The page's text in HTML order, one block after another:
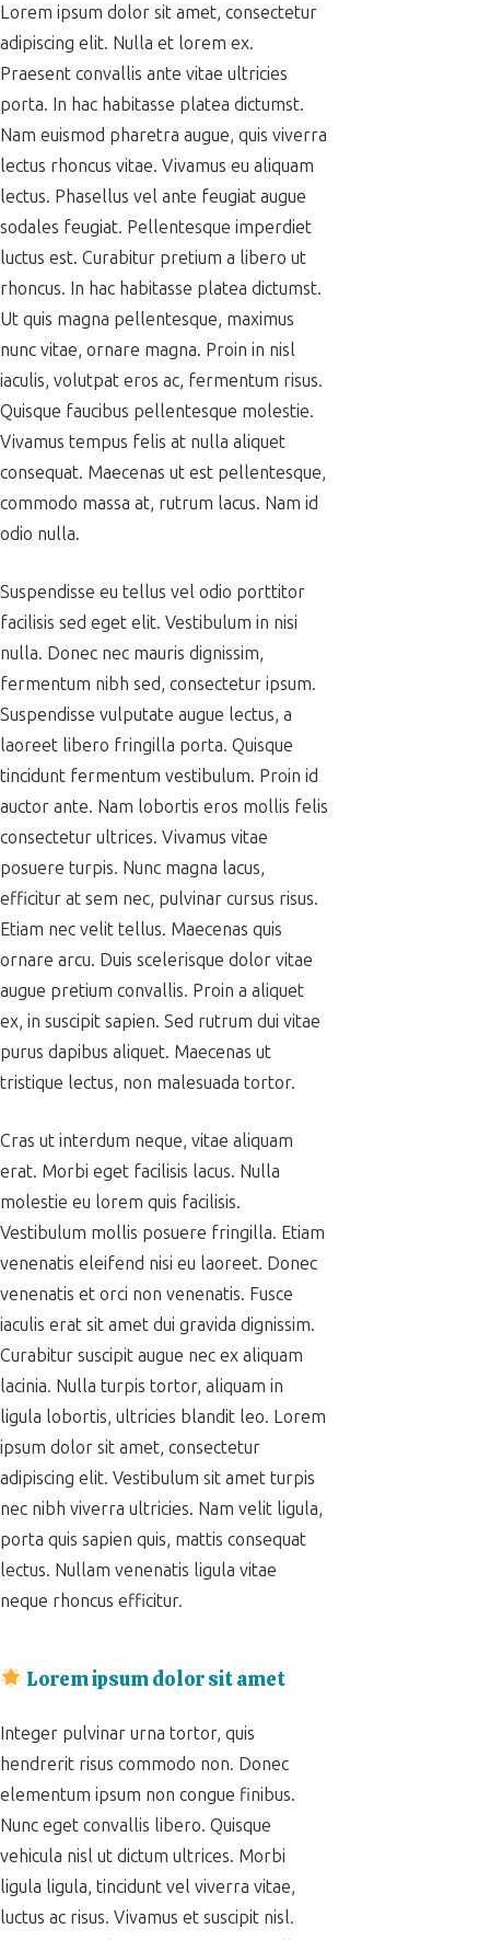
Lorem ipsum dolor sit amet, consectetur
adipiscing elit. Nulla et lorem ex.
Praesent convallis ante vitae ultricies
porta. In hac habitasse platea dictumst.
Nam euismod pharetra augue, quis viverra
lectus rhoncus vitae. Vivamus eu aliquam
lectus. Phasellus vel ante feugiat augue
sodales feugiat. Pellentesque imperdiet
luctus est. Curabitur pretium a libero ut
rhoncus. In hac habitasse platea dictumst.
Ut quis magna pellentesque, maximus
nunc vitae, ornare magna. Proin in nisl
iaculis, volutpat eros ac, fermentum risus.
Quisque faucibus pellentesque molestie.
Vivamus tempus felis at nulla aliquet
consequat. Maecenas ut est pellentesque,
commodo massa at, rutrum lacus. Nam id
odio nulla.
Suspendisse eu tellus vel odio porttitor
facilisis sed eget elit. Vestibulum in nisi
nulla. Donec nec mauris dignissim,
fermentum nibh sed, consectetur ipsum.
Suspendisse vulputate augue lectus, a
laoreet libero fringilla porta. Quisque
tincidunt fermentum vestibulum. Proin id
auctor ante. Nam lobortis eros mollis felis
consectetur ultrices. Vivamus vitae
posuere turpis. Nunc magna lacus,
efficitur at sem nec, pulvinar cursus risus.
Etiam nec velit tellus. Maecenas quis
ornare arcu. Duis scelerisque dolor vitae
augue pretium convallis. Proin a aliquet
ex, in suscipit sapien. Sed rutrum dui vitae
purus dapibus aliquet. Maecenas ut
tristique lectus, non malesuada tortor.
Cras ut interdum neque, vitae aliquam
erat. Morbi eget facilisis lacus. Nulla
molestie eu lorem quis facilisis.
Vestibulum mollis posuere fringilla. Etiam
venenatis eleifend nisi eu laoreet. Donec
venenatis et orci non venenatis. Fusce
iaculis erat sit amet dui gravida dignissim.
Curabitur suscipit augue nec ex aliquam
lacinia. Nulla turpis tortor, aliquam in
ligula lobortis, ultricies blandit leo. Lorem
ipsum dolor sit amet, consectetur
adipiscing elit. Vestibulum sit amet turpis
nec nibh viverra ultricies. Nam velit ligula,
porta quis sapien quis, mattis consequat
lectus. Nullam venenatis ligula vitae
neque rhoncus efficitur.
Lorem ipsum dolor sit amet
Integer pulvinar urna tortor, quis
hendrerit risus commodo non. Donec
elementum ipsum non congue finibus.
Nunc eget convallis libero. Quisque
vehicula nisl ut dictum ultrices. Morbi
ligula ligula, tincidunt vel viverra vitae,
luctus ac risus. Vivamus et suscipit nisl.